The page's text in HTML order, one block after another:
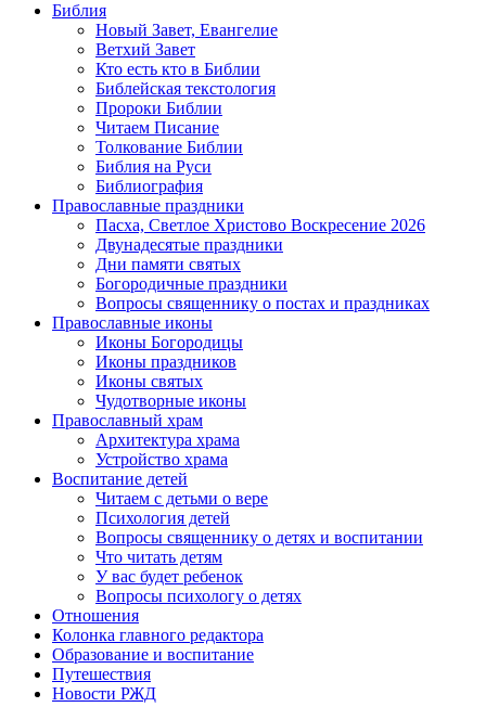
Библия
Новый Завет, Евангелие
Ветхий Завет
Кто есть кто в Библии
Библейская текстология
Пророки Библии
Читаем Писание
Толкование Библии
Библия на Руси
Библиография
Православные праздники
Пасха, Светлое Христово Воскресение 2026
Двунадесятые праздники
Дни памяти святых
Богородичные праздники
Вопросы священнику о постах и праздниках
Православные иконы
Иконы Богородицы
Иконы праздников
Иконы святых
Чудотворные иконы
Православный храм
Архитектура храма
Устройство храма
Воспитание детей
Читаем с детьми о вере
Психология детей
Вопросы священнику о детях и воспитании
Что читать детям
У вас будет ребенок
Вопросы психологу о детях
Отношения
Колонка главного редактора
Образование и воспитание
Путешествия
Новости РЖД